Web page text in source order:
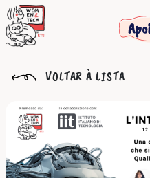
VOLTAR À LISTA